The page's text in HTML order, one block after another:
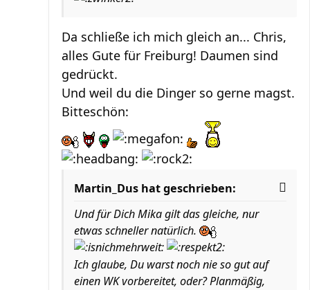
Da schließe ich mich gleich an... Chris,
alles Gute für Freiburg! Daumen sind
gedrückt.
Und weil du die Dinger so gerne magst.
Bitteschön:
Martin_Dus hat geschrieben:
Und für Dich Mika gilt das gleiche, nur
etwas schneller natürlich.
Ich glaube, Du warst noch nie so gut auf
einen WK vorbereitet, oder? Planmäßig,